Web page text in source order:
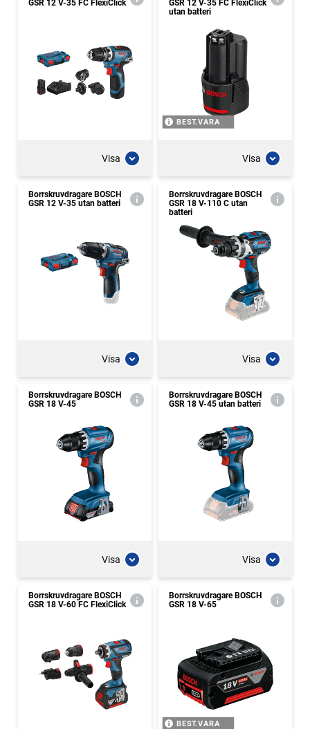
GSR 12 V-35 FC FlexiClick
Visa
GSR 12 V-35 FC FlexiClick
utan batteri
BEST.VARA
Visa
Borrskruvdragare BOSCH
GSR 12 V-35 utan batteri
Visa
Borrskruvdragare BOSCH
GSR 18 V-110 C utan
batteri
Visa
Borrskruvdragare BOSCH
GSR 18 V-45
Visa
Borrskruvdragare BOSCH
GSR 18 V-45 utan batteri
Visa
Borrskruvdragare BOSCH
GSR 18 V-60 FC FlexiClick
Borrskruvdragare BOSCH
GSR 18 V-65
BEST.VARA